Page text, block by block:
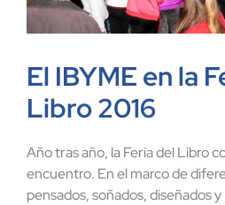
El IBYME en la
Libro 2016
Año tras año, la Feria del Libro
encuentro. En el marco de
pensados, soñados, diseñados